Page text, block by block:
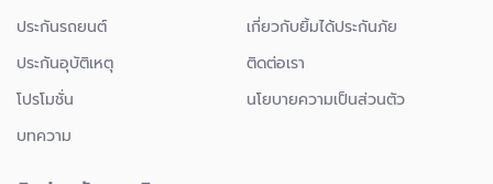
ประกันรถยนต์
เกี่ยวกับยิ้มได้ประกันภัย
ประกันอุบัติเหตุ
ติดต่อเรา
โปรโมชั่น
นโยบายความเป็นส่วนตัว
บทความ